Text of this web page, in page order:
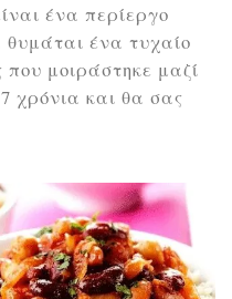
ένα περίεργο
ένα τυχαίο
που μοιράστηκε μαζί
χρόνια και θα σας